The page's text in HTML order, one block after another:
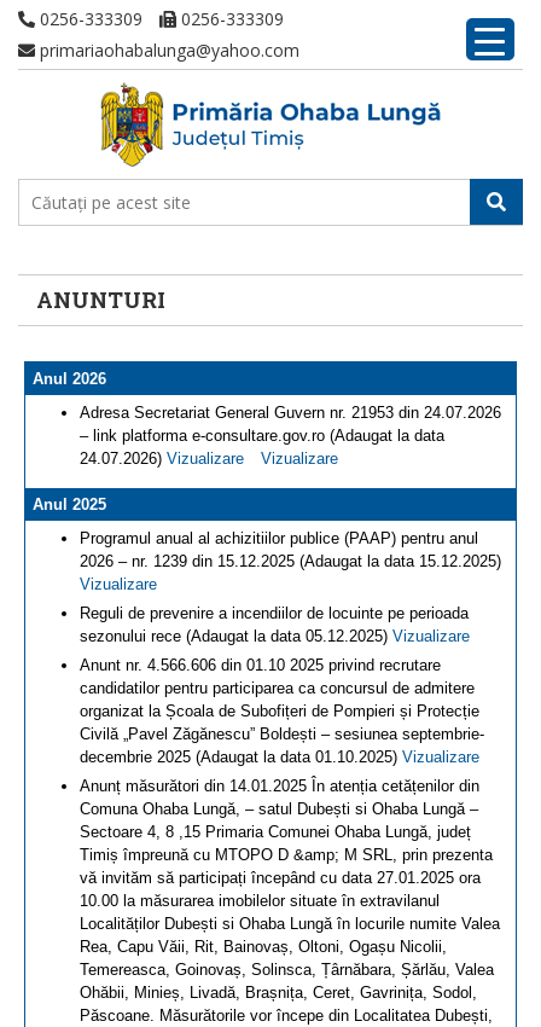
0256-333309
0256-333309
primariaohabalunga@yahoo.com
ANUNTURI
Anul 2026
Adresa Secretariat General Guvern nr. 21953 din 24.07.2026
– link platforma e-consultare.gov.ro (Adaugat la data
24.07.2026) Vizualizare Vizualizare
Anul 2025
Programul anual al achizitiilor publice (PAAP) pentru anul
2026 – nr. 1239 din 15.12.2025 (Adaugat la data 15.12.2025)
Vizualizare
Reguli de prevenire a incendiilor de locuinte pe perioada
sezonului rece (Adaugat la data 05.12.2025) Vizualizare
Anunt nr. 4.566.606 din 01.10 2025 privind recrutare
candidatilor pentru participarea ca concursul de admitere
organizat la Școala de Subofițeri de Pompieri și Protecție
Civilă „Pavel Zăgănescu” Boldești – sesiunea septembrie-
decembrie 2025 (Adaugat la data 01.10.2025) Vizualizare
Anunț măsurători din 14.01.2025 În atenția cetățenilor din
Comuna Ohaba Lungă, – satul Dubești si Ohaba Lungă –
Sectoare 4, 8 ,15 Primaria Comunei Ohaba Lungă, județ
Timiș împreună cu MTOPO D &amp; M SRL, prin prezenta
vă invităm să participați începând cu data 27.01.2025 ora
10.00 la măsurarea imobilelor situate în extravilanul
Localităților Dubești si Ohaba Lungă în locurile numite Valea
Rea, Capu Văii, Rit, Bainovaș, Oltoni, Ogașu Nicolii,
Temereasca, Goinovaș, Solinsca, Țârnăbara, Șărlău, Valea
Ohăbii, Minieș, Livadă, Brașnița, Ceret, Gavrinița, Sodol,
Păscoane. Măsurătorile vor începe din Localitatea Dubești,